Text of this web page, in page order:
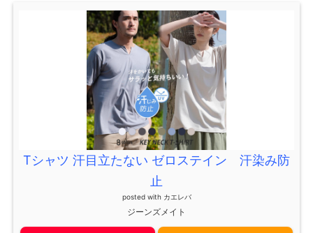
Tシャツ 汗目立たない ゼロステイン 汗染み防
止
posted with カエレバ
ジーンズメイト